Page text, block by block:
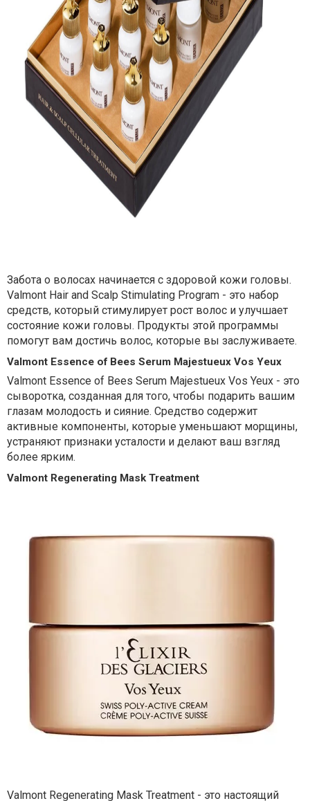
Забота о волосах начинается с здоровой кожи головы.
Valmont Hair and Scalp Stimulating Program - это набор
средств, который стимулирует рост волос и улучшает
состояние кожи головы. Продукты этой программы
помогут вам достичь волос, которые вы заслуживаете.
Valmont Essence of Bees Serum Majestueux Vos Yeux
Valmont Essence of Bees Serum Majestueux Vos Yeux - это
сыворотка, созданная для того, чтобы подарить вашим
глазам молодость и сияние. Средство содержит
активные компоненты, которые уменьшают морщины,
устраняют признаки усталости и делают ваш взгляд
более ярким.
Valmont Regenerating Mask Treatment
Valmont Regenerating Mask Treatment - это настоящий